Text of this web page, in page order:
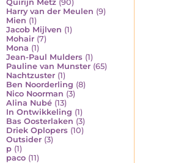
Quirijn Metz (90)
Harry van der Meulen (9)
Mien (1)
Jacob Mijlven (1)
Mohair (7)
Mona (1)
Jean-Paul Mulders (1)
Pauline van Munster (65)
Nachtzuster (1)
Ben Noorderling (8)
Nico Noorman (3)
Alina Nubé (13)
In Ontwikkeling (1)
Bas Oosterlaken (3)
Driek Oplopers (10)
Outsider (3)
p (1)
paco (11)